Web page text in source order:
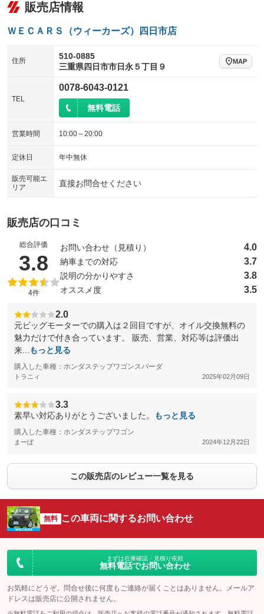
販売店情報
ＷＥＣＡＲＳ（ウィーカーズ）四日市店
住所
510-0885
三重県四日市市日永５丁目９
MAP
TEL
0078-6043-0121
無料電話
営業時間 10:00～20:00
定休日 年中無休
販売可能エ
リア
直接お問合せください
販売店の口コミ
総合評価
3.8 （5点満点中）
4件
お問い合わせ（見積り） 4.0
納車までの対応 3.7
説明の分かりやすさ 3.8
オススメ度 3.5
2.0
元ビッグモーターでの購入は２回目ですが、オイル交換無料の
魅力だけで付き合っています。 販売、営業、対応等は評価出
来...
もっと見る
購入した車種：ホンダステップワゴンスパーダ
トラニィ 2025年02月09日
3.3
素早い対応ありがとうございました。 もっと見る
購入した車種：ホンダステップワゴン
まーぼ 2024年12月22日
この販売店のレビュー一覧を見る
無料 この車両に関するお問い合わせ
まずは在庫確認・見積り依頼
無料電話でお問い合わせ
お気軽にどうぞ。問合せ後に何度もご連絡が届くことはありません。メールア
ドレスは販売店に公開されません。